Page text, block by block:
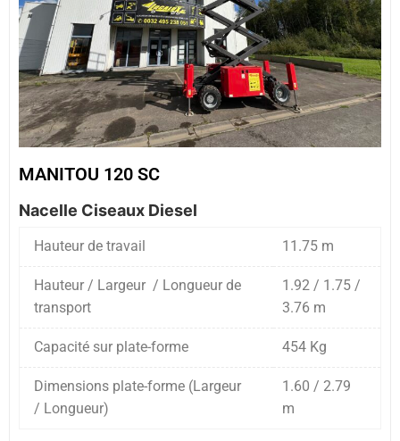
MANITOU 120 SC
Nacelle Ciseaux Diesel
Hauteur de travail 11.75 m
Hauteur / Largeur / Longueur de
transport
1.92 / 1.75 /
3.76 m
Capacité sur plate-forme 454 Kg
Dimensions plate-forme (Largeur
/ Longueur)
1.60 / 2.79
m